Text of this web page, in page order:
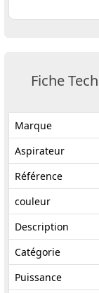
Fiche
Marque
Aspirateur
Référence
couleur
Description
Catégorie
Puissance